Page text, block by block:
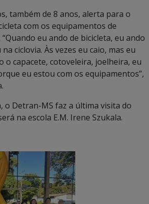
também de 8 anos, alerta para o
com os equipamentos de
eu ando de bicicleta, eu ando
ciclovia. Às vezes eu caio, mas eu
o capacete, cotoveleira, joelheira, eu
eu estou com os equipamentos”,
o Detran-MS faz a última visita do
na escola E.M. Irene Szukala.